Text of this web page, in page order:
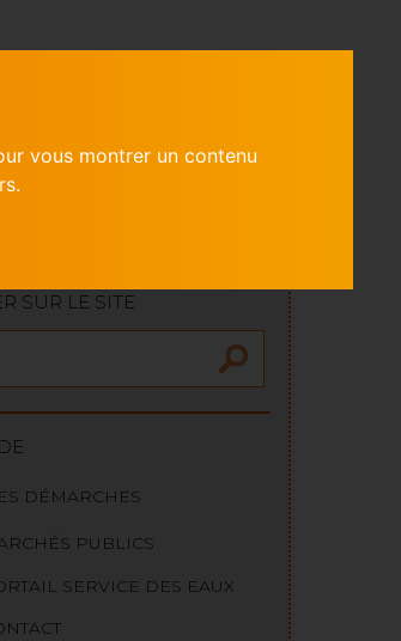
vous montrer un contenu
SUR LE SITE
DÉMARCHES
PUBLICS
SERVICE DES EAUX